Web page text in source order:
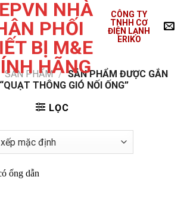
CÔNG TY
TNHH CƠ
ĐIỆN LẠNH
ERIKO
SẢN PHẨM / SẢN PHẨM ĐƯỢC GẮN
THÔNG GIÓ NỐI ỐNG”
LỌC